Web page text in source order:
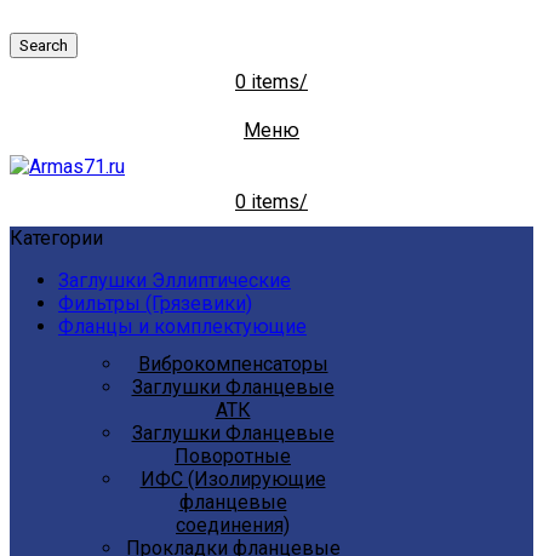
Search
0 items/
Меню
0 items/
Категории
Заглушки Эллиптические
Фильтры (Грязевики)
Фланцы и комплектующие
Виброкомпенсаторы
Заглушки Фланцевые
АТК
Заглушки Фланцевые
Поворотные
ИФС (Изолирующие
фланцевые
соединения)
Прокладки фланцевые